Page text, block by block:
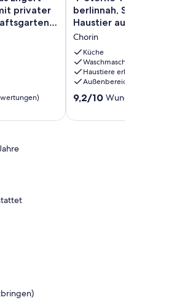
privater
Sterne-
FH
reicher
Natur,
berlinnah,
Sauna,
Garten,
Haustier
Anfrage
berlinnah, Sauna,
Haustier auf
Chorin
Küche
Waschmaschine
Haustiere erlaubt
Außenbereich
9.2
10,
9,2/10 Wunderbar